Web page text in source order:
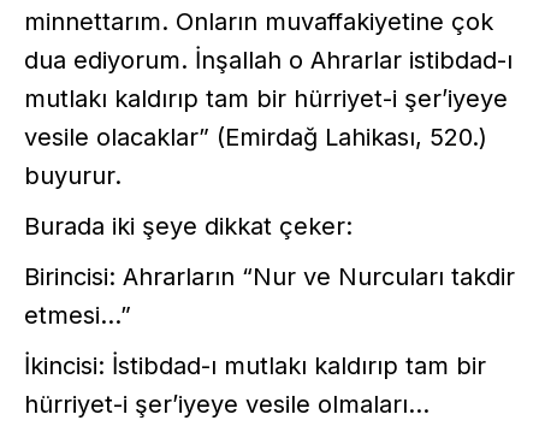
minnettarım. Onların muvaffakiyetine çok
dua ediyorum. İnşallah o Ahrarlar istibdad-ı
mutlakı kaldırıp tam bir hürriyet-i şer’iyeye
vesile olacaklar” (Emirdağ Lahikası, 520.)
buyurur.
Burada iki şeye dikkat çeker:
Birincisi: Ahrarların “Nur ve Nurcuları takdir
etmesi...”
İkincisi: İstibdad-ı mutlakı kaldırıp tam bir
hürriyet-i şer’iyeye vesile olmaları...